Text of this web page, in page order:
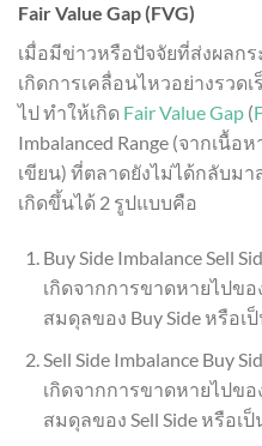
Fair Value Gap (FVG)
เมื่อมีข่าวหรือปัจจัยที่ส่งผลก
เกิดการเคลื่อนไหวอย่างรวด
ไป ทำให้เกิด Fair Value Gap (
Imbalanced Range (จากเนื้อ
เขียน) ที่ตลาดยังไม่ได้กลับม
เกิดขึ้นได้ 2 รูปแบบคือ
Buy Side Imbalance Sell
เกิดจากการขาดหายไปขอ
สมดุลของ Buy Side หรือ
Sell Side Imbalance Buy
เกิดจากการขาดหายไปขอ
สมดุลของ Sell Side หรือเ